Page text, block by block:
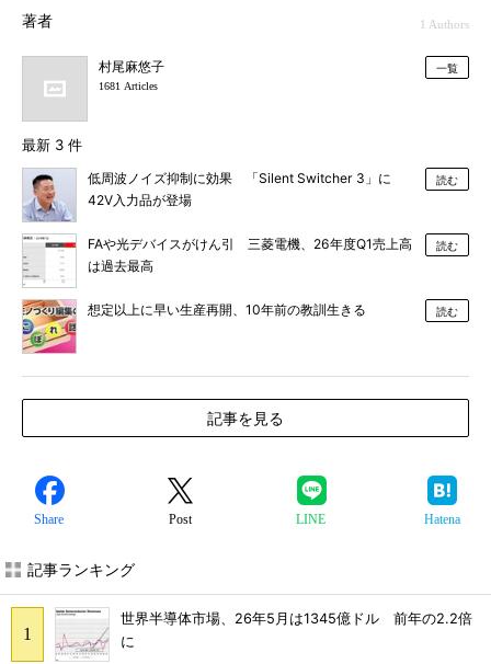
著者 1 Authors
村尾麻悠子
1681 Articles
一覧
最新 3 件
低周波ノイズ抑制に効果 「Silent Switcher 3」に
42V入力品が登場
読む
FAや光デバイスがけん引 三菱電機、26年度Q1売上高
は過去最高
読む
想定以上に早い生産再開、10年前の教訓生きる 読む
記事を見る
Share Post LINE Hatena
記事ランキング
世界半導体市場、26年5月は1345億ドル 前年の2.2倍
に